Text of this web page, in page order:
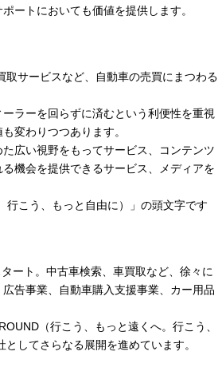
ートにおいても価値を提供します。
サービスなど、自動車の売買にまつわる
ラーを回らずに済むという利便性を重視
変わりつつあります。
広い視野をもってサービス、コンテンツ
機会を提供できるサービス、メディアを
行こう、もっと自由に）」の頭文字です
ート。中古車検索、車買取など、徐々に
告事業、自動車購入支援事業、カー用品
（行こう、もっと遠くへ。行こう、
してさらなる展開を進めています。